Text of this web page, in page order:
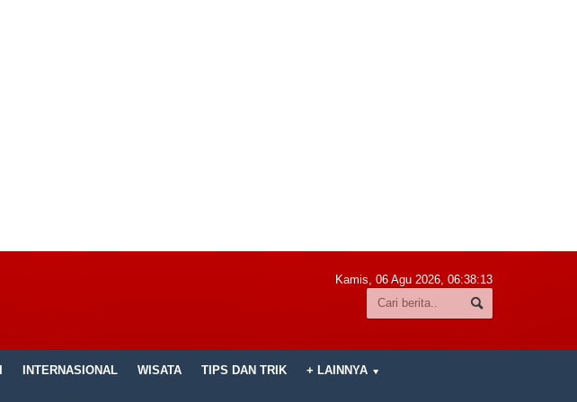
Kamis, 06 Agu 2026, 06:38:14
INTERNASIONAL WISATA TIPS DAN TRIK + LAINNYA